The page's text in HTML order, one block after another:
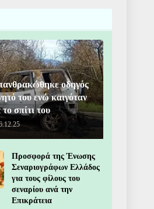
οδηγός
του ενώ καιγόταν
σπίτι του
Προσφορά της Ένωσης
Σεναριογράφων Ελλάδος
για τους φίλους του
σεναρίου ανά την
Επικράτεια